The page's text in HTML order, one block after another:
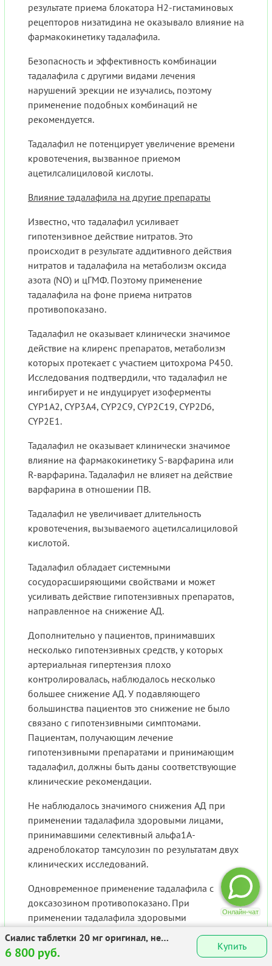
результате приема блокатора Н2-гистаминовых
рецепторов низатидина не оказывало влияние на
фармакокинетику тадалафила.
Безопасность и эффективность комбинации
тадалафила с другими видами лечения
нарушений эрекции не изучались, поэтому
применение подобных комбинаций не
рекомендуется.
Тадалафил не потенцирует увеличение времени
кровотечения, вызванное приемом
ацетилсалициловой кислоты.
Влияние тадалафила на другие препараты
Известно, что тадалафил усиливает
гипотензивное действие нитратов. Это
происходит в результате аддитивного действия
нитратов и тадалафила на метаболизм оксида
азота (NO) и цГМФ. Поэтому применение
тадалафила на фоне приема нитратов
противопоказано.
Тадалафил не оказывает клинически значимое
действие на клиренс препаратов, метаболизм
которых протекает с участием цитохрома P450.
Исследования подтвердили, что тадалафил не
ингибирует и не индуцирует изоферменты
CYP1A2, CYP3A4, CYP2C9, CYP2C19, CYP2D6,
CYP2E1.
Тадалафил не оказывает клинически значимое
влияние на фармакокинетику S-варфарина или
R-варфарина. Тадалафил не влияет на действие
варфарина в отношении ПВ.
Тадалафил не увеличивает длительность
кровотечения, вызываемого ацетилсалициловой
кислотой.
Тадалафил обладает системными
сосудорасширяющими свойствами и может
усиливать действие гипотензивных препаратов,
направленное на снижение АД.
Дополнительно у пациентов, принимавших
несколько гипотензивных средств, у которых
артериальная гипертензия плохо
контролировалась, наблюдалось несколько
большее снижение АД. У подавляющего
большинства пациентов это снижение не было
связано с гипотензивными симптомами.
Пациентам, получающим лечение
гипотензивными препаратами и принимающим
тадалафил, должны быть даны соответствующие
клинические рекомендации.
Не наблюдалось значимого снижения АД при
применении тадалафила здоровыми лицами,
принимавшими селективный альфа1А-
адреноблокатор тамсулозин по результатам двух
клинических исследований.
Одновременное применение тадалафила с
доксазозином противопоказано. При
применении тадалафила здоровыми
добровольцами, принимавшими доксазозин (4–8
мг/сут), альфа1-адреноблокатор, наблюдалось
усиление гипотензивного действия доксазозина.
Сиалис таблетки 20 мг оригинал, не
дженерик! №4
6 800 руб. Купить